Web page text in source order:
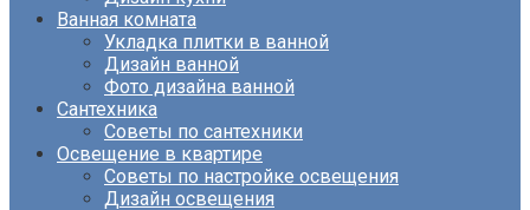
Ванная комната
Укладка плитки в ванной
Дизайн ванной
Фото дизайна ванной
Сантехника
Советы по сантехники
Освещение в квартире
Советы по настройке освещения
Дизайн освещения